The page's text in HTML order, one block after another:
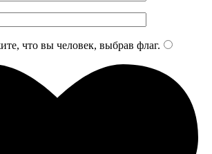
что вы человек, выбрав флаг.